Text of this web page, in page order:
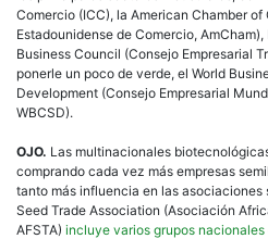
Comercio (ICC), la American Chamber of
Estadounidense de Comercio,
Business Council (Consejo Empresarial
ponerle un poco de verde, el World
Development (Consejo Empresarial
WBCSD).
OJO. Las multinacionales
comprando cada vez más empresas
tanto más influencia en las asociaciones
Seed Trade Association (Asociación
AFSTA) incluye varios grupos